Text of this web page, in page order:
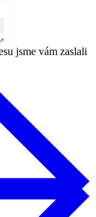
jsme vám zaslali